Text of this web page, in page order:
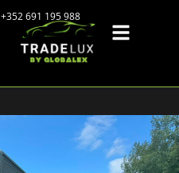
+352 691 195 988